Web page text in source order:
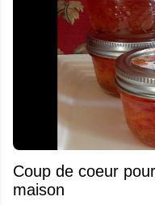
Coup de coeur
maison